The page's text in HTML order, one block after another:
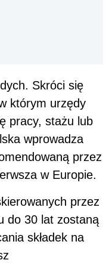
Skróci się
którym urzędy
pracy, stażu lub
wprowadza
przez
w Europie.
przez
do 30 lat zostaną
składek na